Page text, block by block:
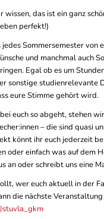
wissen, das ist ein ganz
perfekt!)
Sommersemester von
und manchmal auch
Egal ob es um
sonstige studienrelevante
eure Stimme gehört wird.
euch so abgeht, stehen
– die sind quasi
könnt ihr euch jederzeit
oder einfach was auf dem
an oder schreibt uns eine
wer euch aktuell in der
die nächste